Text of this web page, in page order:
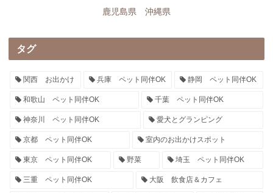
鹿児島県 沖縄県
タグ
関西 お出かけ 兵庫 ペット同伴OK 静岡 ペット同伴OK
和歌山 ペット同伴OK 千葉 ペット同伴OK
神奈川 ペット同伴OK 愛犬とグランピング
京都 ペット同伴OK 室内のお出かけスポット
東京 ペット同伴OK 野菜 埼玉 ペット同伴OK
三重 ペット同伴OK 大阪 飲食店＆カフェ